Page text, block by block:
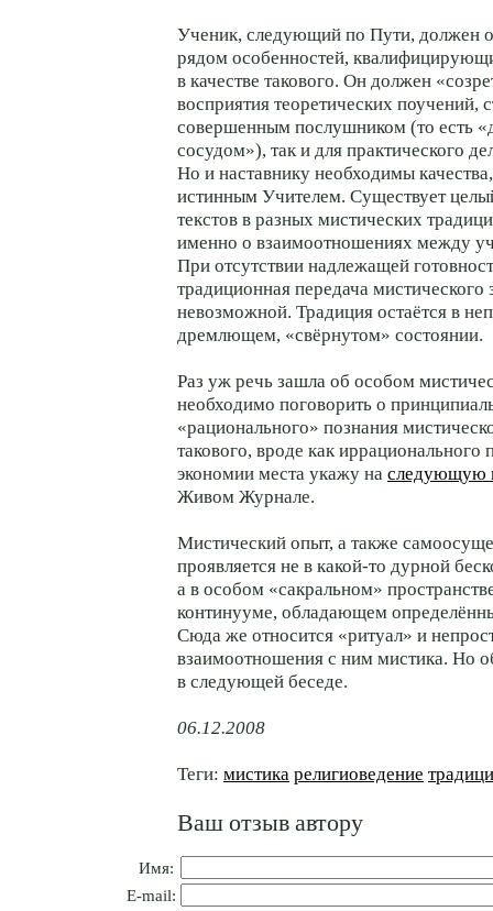
Ученик, следующий по Пути, должен
рядом особенностей,
в качестве такового. Он должен
восприятия теоретических поучений,
совершенным послушником (то есть
сосудом»), так и для практического
Но и наставнику необходимы
истинным Учителем. Существует
текстов в разных мистических
именно о взаимоотношениях между
При отсутствии надлежащей
традиционная передача мистического
невозможной. Традиция остаётся в
дремлющем, «свёрнутом» состоянии.
Раз уж речь зашла об особом
необходимо поговорить о
«рационального» познания
такового, вроде как
экономии места укажу на следующую
Живом Журнале.
Мистический опыт, а также
проявляется не в какой-то дурной
а в особом «сакральном»
континууме, обладающeм
Сюда же относится «ритуал» и
взаимоотношения с ним мистика. Но
в следующей беседе.
06.12.2008
Теги: мистика религиоведение
Ваш отзыв автору
Имя:
E-mail: